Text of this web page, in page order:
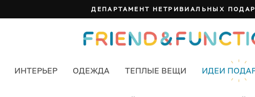
ДЕПАРТАМЕНТ НЕТРИВИАЛЬНЫХ
ИНТЕРЬЕР ОДЕЖДА ТЕПЛЫЕ ВЕЩИ ИДЕИ